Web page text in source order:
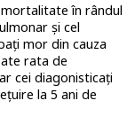
în rândul
și cel
mor din cauza
rata de
cei diagonisticați
la 5 ani de